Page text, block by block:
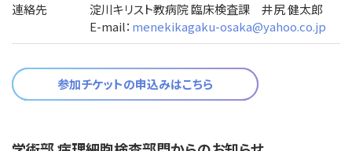
連絡先
淀川キリスト教病院 臨床検査課 井尻 健太郎
E-mail： menekikagaku-osaka@yahoo.co.jp
参加チケットの申込みはこちら